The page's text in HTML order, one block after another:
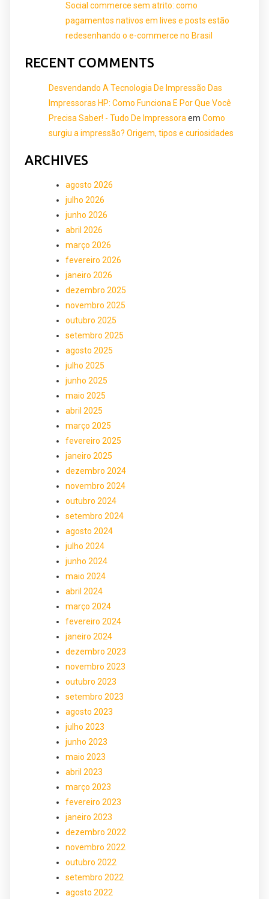
Social commerce sem atrito: como
pagamentos nativos em lives e posts estão
redesenhando o e-commerce no Brasil
RECENT COMMENTS
Desvendando A Tecnologia De Impressão Das
Impressoras HP: Como Funciona E Por Que Você
Precisa Saber! - Tudo De Impressora em Como
surgiu a impressão? Origem, tipos e curiosidades
ARCHIVES
agosto 2026
julho 2026
junho 2026
abril 2026
março 2026
fevereiro 2026
janeiro 2026
dezembro 2025
novembro 2025
outubro 2025
setembro 2025
agosto 2025
julho 2025
junho 2025
maio 2025
abril 2025
março 2025
fevereiro 2025
janeiro 2025
dezembro 2024
novembro 2024
outubro 2024
setembro 2024
agosto 2024
julho 2024
junho 2024
maio 2024
abril 2024
março 2024
fevereiro 2024
janeiro 2024
dezembro 2023
novembro 2023
outubro 2023
setembro 2023
agosto 2023
julho 2023
junho 2023
maio 2023
abril 2023
março 2023
fevereiro 2023
janeiro 2023
dezembro 2022
novembro 2022
outubro 2022
setembro 2022
agosto 2022